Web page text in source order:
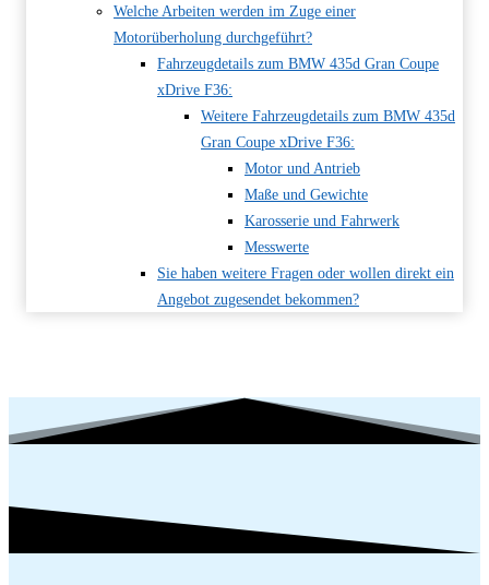
Welche Arbeiten werden im Zuge einer
Motorüberholung durchgeführt?
Fahrzeugdetails zum BMW 435d Gran Coupe
xDrive F36:
Weitere Fahrzeugdetails zum BMW 435d
Gran Coupe xDrive F36:
Motor und Antrieb
Maße und Gewichte
Karosserie und Fahrwerk
Messwerte
Sie haben weitere Fragen oder wollen direkt ein
Angebot zugesendet bekommen?